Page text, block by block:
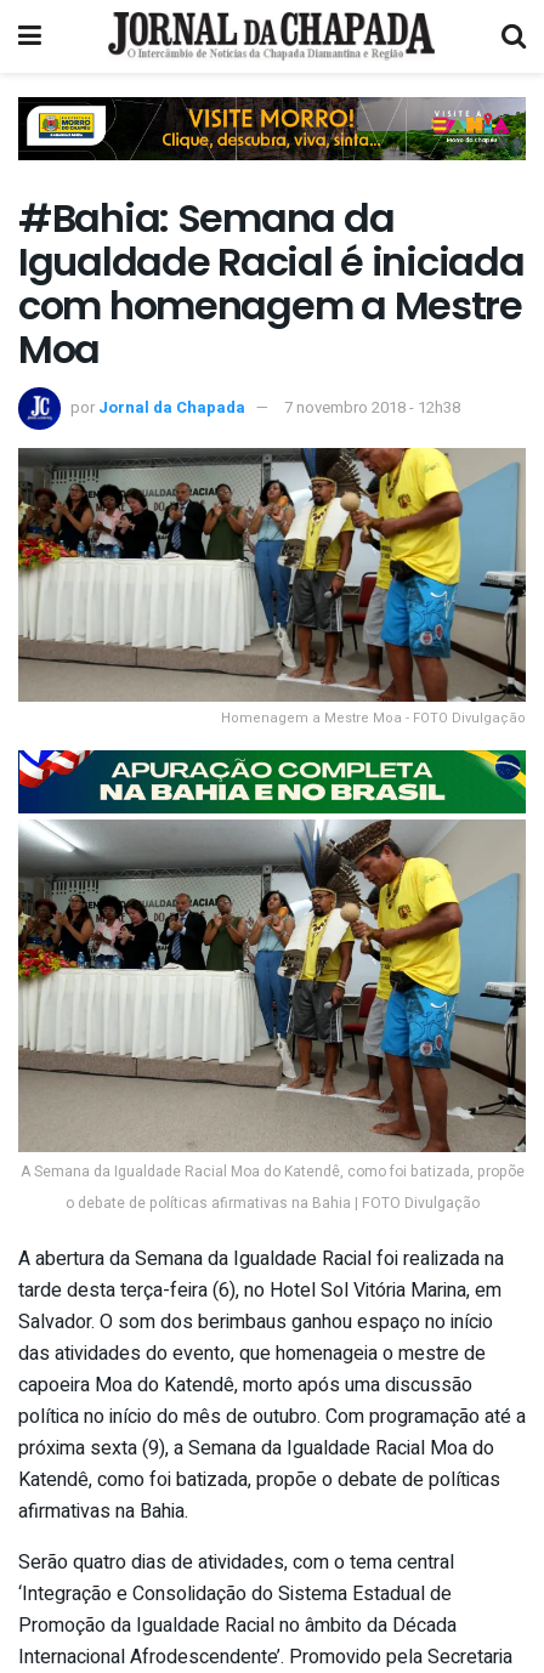
#Bahia: Semana da
Igualdade Racial é iniciada
com homenagem a Mestre
Moa
por Jornal da Chapada 7 novembro 2018 - 12h38
Homenagem a Mestre Moa - FOTO Divulgação
A Semana da Igualdade Racial Moa do Katendê, como foi batizada, propõe
o debate de políticas afirmativas na Bahia | FOTO Divulgação
A abertura da Semana da Igualdade Racial foi realizada na
tarde desta terça-feira (6), no Hotel Sol Vitória Marina, em
Salvador. O som dos berimbaus ganhou espaço no início
das atividades do evento, que homenageia o mestre de
capoeira Moa do Katendê, morto após uma discussão
política no início do mês de outubro. Com programação até a
próxima sexta (9), a Semana da Igualdade Racial Moa do
Katendê, como foi batizada, propõe o debate de políticas
afirmativas na Bahia.
Serão quatro dias de atividades, com o tema central
‘Integração e Consolidação do Sistema Estadual de
Promoção da Igualdade Racial no âmbito da Década
Internacional Afrodescendente’. Promovido pela Secretaria